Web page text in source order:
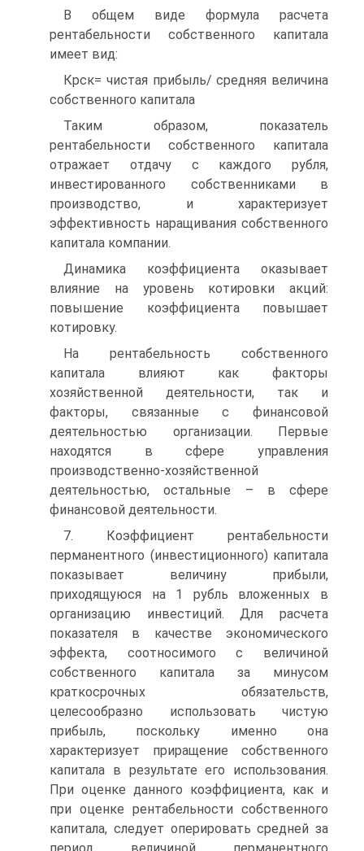
В общем виде формула расчета
рентабельности собственного капитала
имеет вид:
Крск= чистая прибыль/ средняя величина
собственного капитала
Таким образом, показатель
рентабельности собственного капитала
отражает отдачу с каждого рубля,
инвестированного собственниками в
производство, и характеризует
эффективность наращивания собственного
капитала компании.
Динамика коэффициента оказывает
влияние на уровень котировки акций:
повышение коэффициента повышает
котировку.
На рентабельность собственного
капитала влияют как факторы
хозяйственной деятельности, так и
факторы, связанные с финансовой
деятельностью организации. Первые
находятся в сфере управления
производственно-хозяйственной
деятельностью, остальные – в сфере
финансовой деятельности.
7. Коэффициент рентабельности
перманентного (инвестиционного) капитала
показывает величину прибыли,
приходящуюся на 1 рубль вложенных в
организацию инвестиций. Для расчета
показателя в качестве экономического
эффекта, соотносимого с величиной
собственного капитала за минусом
краткосрочных обязательств,
целесообразно использовать чистую
прибыль, поскольку именно она
характеризует приращение собственного
капитала в результате его использования.
При оценке данного коэффициента, как и
при оценке рентабельности собственного
капитала, следует оперировать средней за